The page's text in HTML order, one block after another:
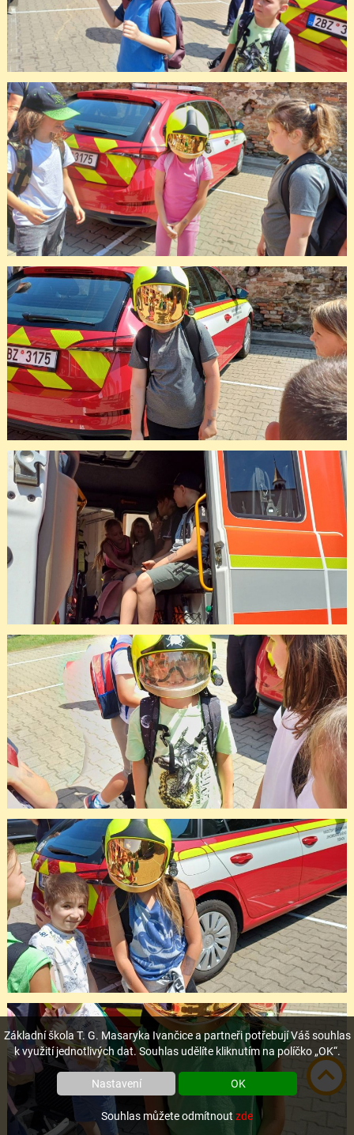
Základní škola T. G. Masaryka Ivančice a partneři potřebují Váš souhlas
k využití jednotlivých dat. Souhlas udělíte kliknutím na políčko „OK“.
Nastavení OK
Souhlas můžete odmítnout zde